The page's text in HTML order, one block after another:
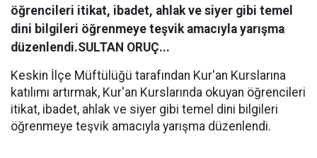
öğrencileri itikat, ibadet, ahlak ve siyer gibi temel
dini bilgileri öğrenmeye teşvik amacıyla yarışma
düzenlendi.SULTAN ORUÇ...
Keskin İlçe Müftülüğü tarafından Kur'an Kurslarına
katılımı artırmak, Kur'an Kurslarında okuyan öğrencileri
itikat, ibadet, ahlak ve siyer gibi temel dini bilgileri
öğrenmeye teşvik amacıyla yarışma düzenlendi.